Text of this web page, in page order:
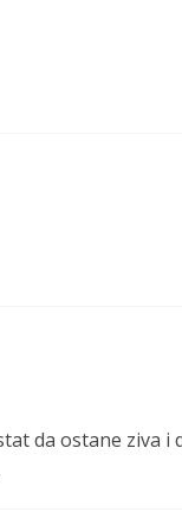
da ostane ziva i